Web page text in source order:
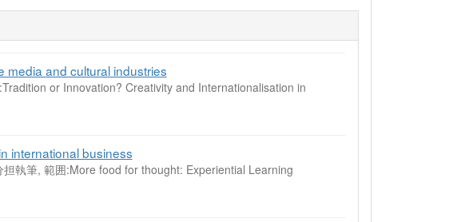
media and cultural industries
or Innovation? Creativity and Internationalisation in
international business
執筆, 範囲:More food for thought: Experiential Learning